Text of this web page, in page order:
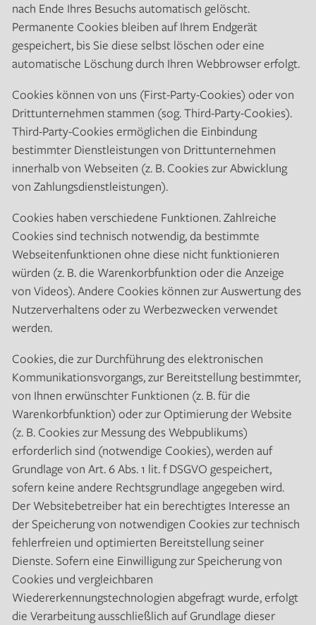
nach Ende Ihres Besuchs automatisch gelöscht.
Permanente Cookies bleiben auf Ihrem Endgerät
gespeichert, bis Sie diese selbst löschen oder eine
automatische Löschung durch Ihren Webbrowser erfolgt.
Cookies können von uns (First-Party-Cookies) oder von
Drittunternehmen stammen (sog. Third-Party-Cookies).
Third-Party-Cookies ermöglichen die Einbindung
bestimmter Dienstleistungen von Drittunternehmen
innerhalb von Webseiten (z. B. Cookies zur Abwicklung
von Zahlungsdienstleistungen).
Cookies haben verschiedene Funktionen. Zahlreiche
Cookies sind technisch notwendig, da bestimmte
Webseitenfunktionen ohne diese nicht funktionieren
würden (z. B. die Warenkorbfunktion oder die Anzeige
von Videos). Andere Cookies können zur Auswertung des
Nutzerverhaltens oder zu Werbezwecken verwendet
werden.
Cookies, die zur Durchführung des elektronischen
Kommunikationsvorgangs, zur Bereitstellung bestimmter,
von Ihnen erwünschter Funktionen (z. B. für die
Warenkorbfunktion) oder zur Optimierung der Website
(z. B. Cookies zur Messung des Webpublikums)
erforderlich sind (notwendige Cookies), werden auf
Grundlage von Art. 6 Abs. 1 lit. f DSGVO gespeichert,
sofern keine andere Rechtsgrundlage angegeben wird.
Der Websitebetreiber hat ein berechtigtes Interesse an
der Speicherung von notwendigen Cookies zur technisch
fehlerfreien und optimierten Bereitstellung seiner
Dienste. Sofern eine Einwilligung zur Speicherung von
Cookies und vergleichbaren
Wiedererkennungstechnologien abgefragt wurde, erfolgt
die Verarbeitung ausschließlich auf Grundlage dieser